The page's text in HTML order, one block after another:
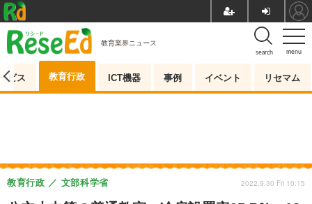
menu
search
教育業界ニュース
ビス 教育行政 ICT機器 事例 イベント リセマム
教育行政 文部科学省 2022.9.30 Fri 10:15